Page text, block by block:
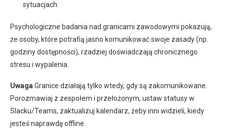
sytuacjach.
Psychologiczne badania nad granicami zawodowymi pokazują,
że osoby, które potrafią jasno komunikować swoje zasady (np.
godziny dostępności), rzadziej doświadczają chronicznego
stresu i wypalenia.
Uwaga Granice działają tylko wtedy, gdy są zakomunikowane.
Porozmawiaj z zespołem i przełożonym, ustaw statusy w
Slacku/Teams, zaktualizuj kalendarz, żeby inni widzieli, kiedy
jesteś naprawdę offline.